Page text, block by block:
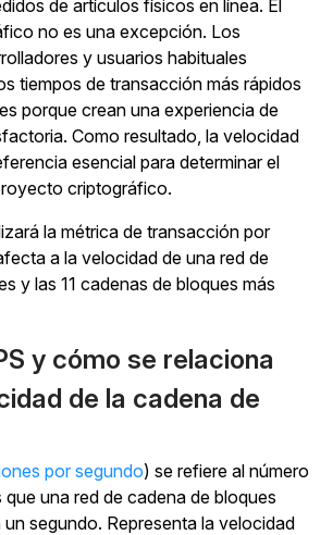
de artículos físicos en línea. El
no es una excepción. Los
y usuarios habituales
tiempos de transacción más rápidos
porque crean una experiencia de
Como resultado, la velocidad
esencial para determinar el
criptográfico.
la métrica de transacción por
a la velocidad de una red de
y las 11 cadenas de bloques más
y cómo se relaciona
de la cadena de
por segundo) se refiere al número
una red de cadena de bloques
un segundo. Representa la velocidad